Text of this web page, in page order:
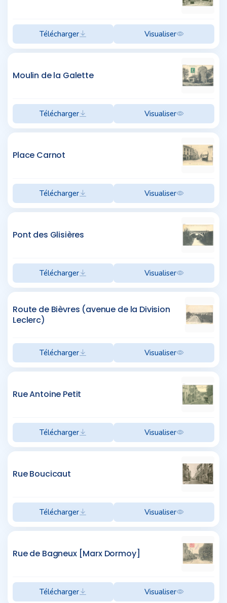
Télécharger Visualiser
Moulin de la Galette
Télécharger Visualiser
Place Carnot
Télécharger Visualiser
Pont des Glisières
Télécharger Visualiser
Route de Bièvres (avenue de la Division
Leclerc)
Télécharger Visualiser
Rue Antoine Petit
Télécharger Visualiser
Rue Boucicaut
Télécharger Visualiser
Rue de Bagneux [Marx Dormoy]
Télécharger Visualiser